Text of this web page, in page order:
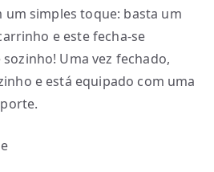
um simples toque: basta um
e este fecha-se
Uma vez fechado,
e está equipado com uma